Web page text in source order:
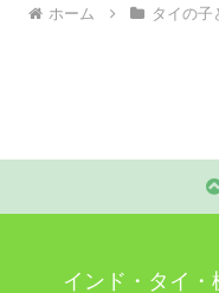
ホーム タイの子
インド・タイ